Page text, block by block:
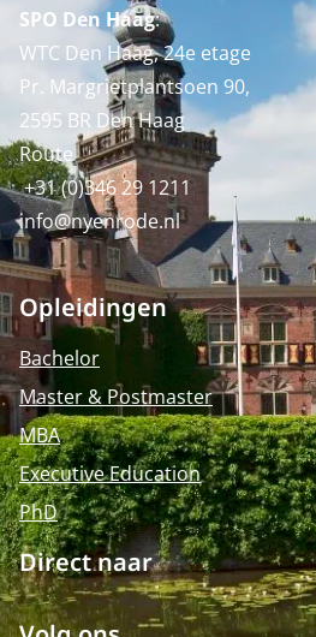
SPO Den Haag:
WTC Den Haag, 24e etage
Pr. Margrietplantsoen 90,
2595 BR Den Haag
Route
+31 (0)346 29 1211
info@nyenrode.nl
Opleidingen
Bachelor
Master & Postmaster
MBA
Executive Education
PhD
Direct naar